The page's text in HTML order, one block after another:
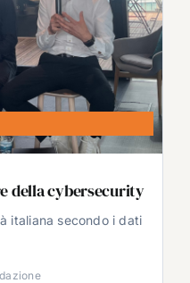
della cybersecurity
italiana secondo i dati